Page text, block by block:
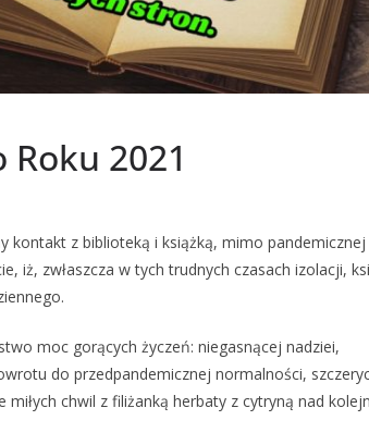
2021
kontakt z biblioteką i książką, mimo pandemicznej
iż, zwłaszcza w tych trudnych czasach izolacji,
moc gorących życzeń: niegasnącej nadziei,
do przedpandemicznej normalności,
chwil z filiżanką herbaty z cytryną nad